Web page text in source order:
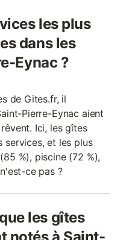
les plus
dans les
Eynac ?
de Gites.fr, il
Pierre-Eynac aient
Ici, les gîtes
services, et les plus
%), piscine (72 %),
ce pas ?
les gîtes